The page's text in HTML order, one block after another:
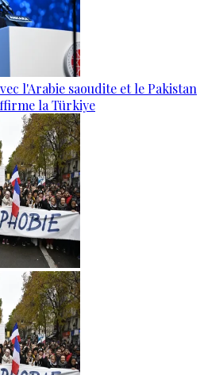
l'Arabie saoudite et le Pakistan
la Türkiye